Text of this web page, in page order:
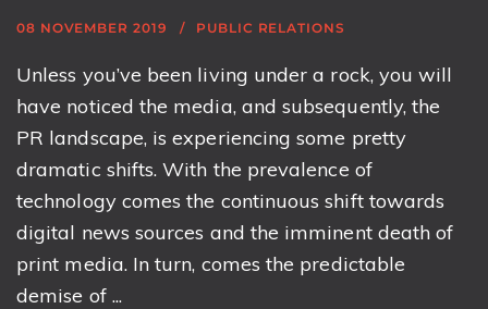
08 NOVEMBER 2019 PUBLIC RELATIONS
Unless you’ve been living under a rock, you will
have noticed the media, and subsequently, the
PR landscape, is experiencing some pretty
dramatic shifts. With the prevalence of
technology comes the continuous shift towards
digital news sources and the imminent death of
print media. In turn, comes the predictable
demise of ...